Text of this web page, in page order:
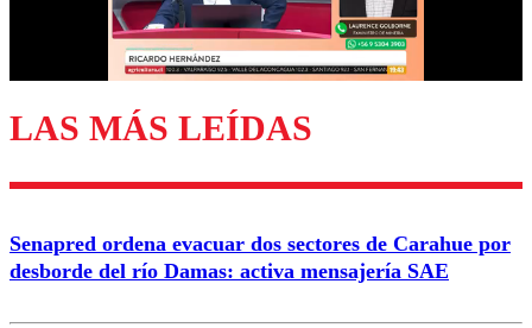
Enviar comentario
LAS MÁS LEÍDAS
Senapred ordena evacuar dos sectores de Carahue por
desborde del río Damas: activa mensajería SAE